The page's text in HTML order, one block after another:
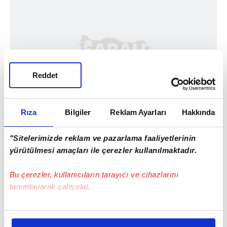
Rıza Bilgiler Reklam Ayarları Hakkında
"Sitelerimizde reklam ve pazarlama faaliyetlerinin
yürütülmesi amaçları ile çerezler kullanılmaktadır.
Bu çerezler, kullanıcıların tarayıcı ve cihazlarını
tanımlayarak çalışırlar.
Bu çerezlere izin vermeniz halinde sizlere özel
Reddet